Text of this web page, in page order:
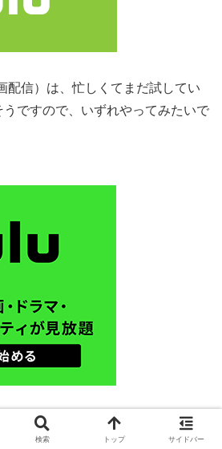
配信）は、忙しくてまだ試してい
うですので、いずれやってみたいで
検索 トップ サイドバー